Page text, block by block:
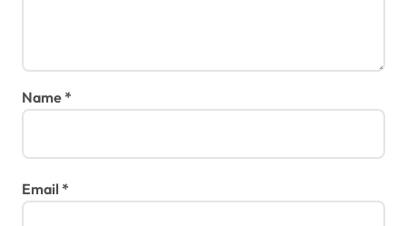
Name*
Email *